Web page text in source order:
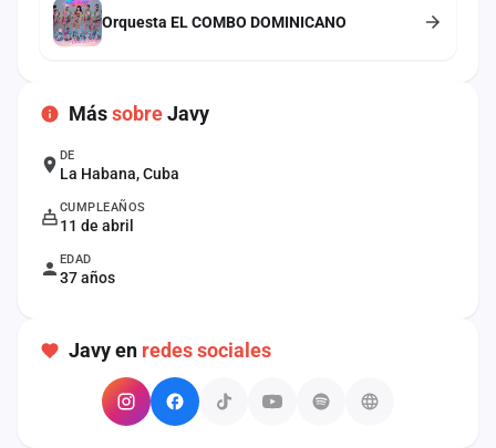
Orquesta EL COMBO DOMINICANO
MássobreJavy
DE
La Habana, Cuba
CUMPLEAÑOS
11 de abril
EDAD
37 años
Javy en redes sociales
cuenta
Contacto